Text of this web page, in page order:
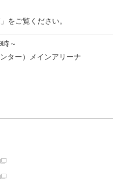
をご覧ください。
～
ター）メインアリーナ